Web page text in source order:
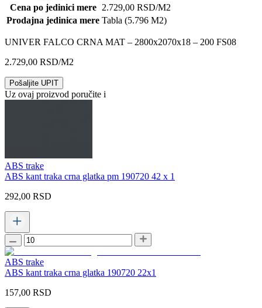
Cena po jedinici mere
2.729,00 RSD/M2
Prodajna jedinica mere Tabla (5.796 M2)
UNIVER FALCO CRNA MAT – 2800x2070x18 – 200 FS08
2.729,00 RSD/M2
Pošaljite UPIT
Uz ovaj proizvod poručite i
ABS trake
ABS kant traka crna glatka pm 190720 42 x 1
292,00 RSD
ABS trake
ABS kant traka crna glatka 190720 22x1
157,00 RSD